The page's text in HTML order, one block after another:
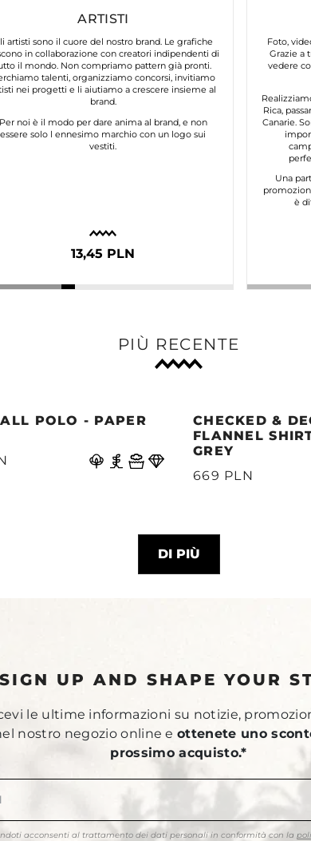
ARTISTI
artisti sono il cuore del nostro brand. Le grafiche
in collaborazione con creatori indipendenti di
il mondo. Non compriamo pattern già pronti.
talenti, organizziamo concorsi, invitiamo
nei progetti e li aiutiamo a crescere insieme al
brand.
Per noi è il modo per dare anima al brand, e non
essere solo l ennesimo marchio con un logo sui
vestiti.
13,45 PLN
Foto,
Grazie a
vedere
Rica,
Canarie.
Una
è
PIÙ RECENTE
POLO - PAPER
CHECKED &
FLANNEL
GREY
669 PLN
DI PIÙ
SIGN UP AND SHAPE YOUR
le ultime informazioni su notizie,
nostro negozio online eottenete uno
prossimo acquisto.*
acconsenti al trattamento dei dati personali in conformità con la